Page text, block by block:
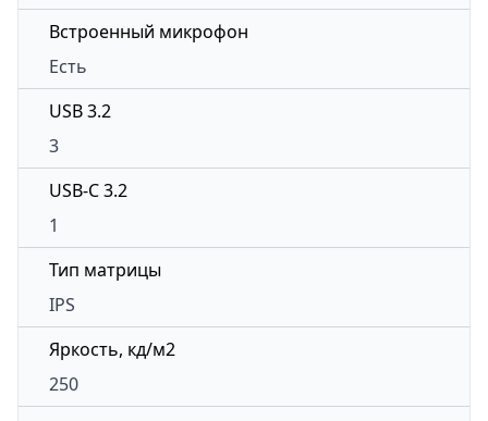
Встроенный микрофон
Есть
USB 3.2
3
USB-C 3.2
1
Тип матрицы
IPS
Яркость, кд/м2
250